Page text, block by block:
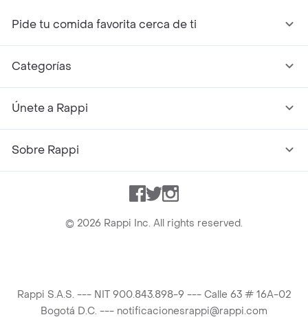
Pide tu comida favorita cerca de ti
Categorías
Únete a Rappi
Sobre Rappi
Facebook
TwitterInstagram
© 2026 Rappi Inc. All rights reserved.
Rappi S.A.S. --- NIT 900.843.898-9 --- Calle 63 # 16A-02
Bogotá D.C. --- notificacionesrappi@rappi.com